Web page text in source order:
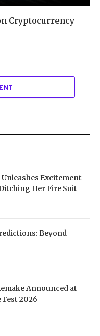
Cryptocurrency
Excitement
Her Fire Suit
Beyond
Announced at
Fest 2026